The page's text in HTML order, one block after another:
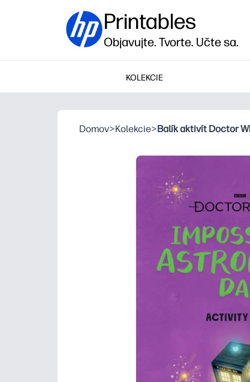
Printables
Objavujte. Tvorte. Učte sa.
KOLEKCIE
Domov>Kolekcie>Balík aktivít Doctor